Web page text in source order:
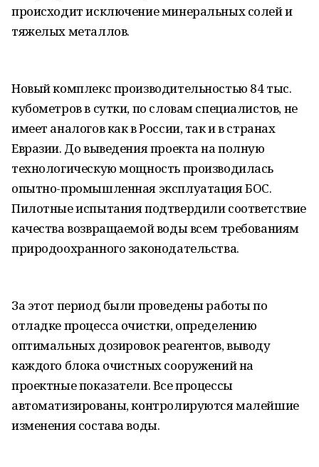
происходит исключение минеральных солей и
тяжелых металлов.
Новый комплекс производительностью 84 тыс.
кубометров в сутки, по словам специалистов, не
имеет аналогов как в России, так и в странах
Евразии. До выведения проекта на полную
технологическую мощность производилась
опытно-промышленная эксплуатация БОС.
Пилотные испытания подтвердили соответствие
качества возвращаемой воды всем требованиям
природоохранного законодательства.
За этот период были проведены работы по
отладке процесса очистки, определению
оптимальных дозировок реагентов, выводу
каждого блока очистных сооружений на
проектные показатели. Все процессы
автоматизированы, контролируются малейшие
изменения состава воды.